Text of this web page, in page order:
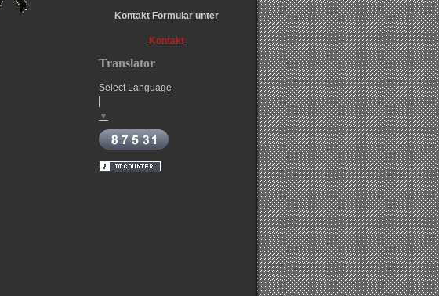
Kontakt Formular unter
Kontakt
Translator
Select Language
▼